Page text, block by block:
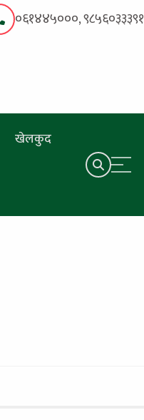
०६१४४५०००, ९८५६०३३३९१
खेलकुद